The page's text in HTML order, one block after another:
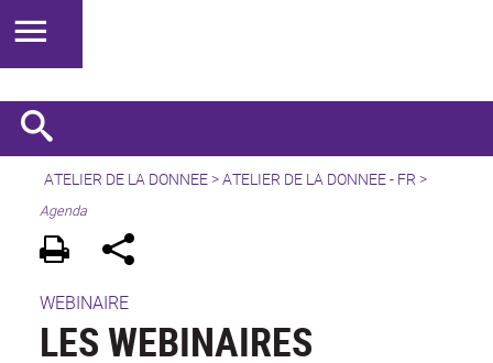
ATELIER DE LA DONNEE>ATELIER DE LA DONNEE - FR >
Agenda
WEBINAIRE
LES WEBINAIRES